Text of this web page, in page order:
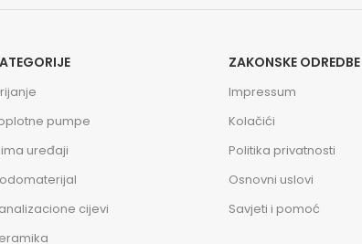
pumpe
uređaji
cijevi
ZAKONSKE ODREDBE
Impressum
Kolačići
Politika privatnosti
Osnovni uslovi
Savjeti i pomoć